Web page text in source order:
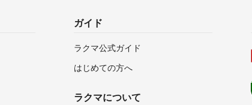
ガイド
ラクマ公式ガイド
はじめての方へ
ラクマについて